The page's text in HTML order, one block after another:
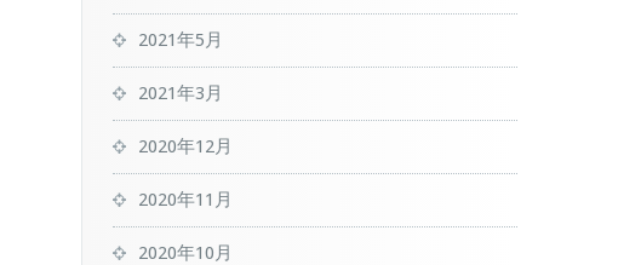
2021年5月
2021年3月
2020年12月
2020年11月
2020年10月